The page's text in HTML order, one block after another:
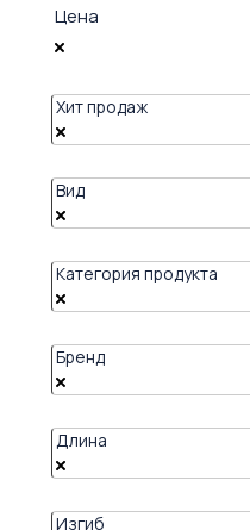
Цена
Хит продаж
Вид
Категория продукта
Бренд
Длина
Изгиб